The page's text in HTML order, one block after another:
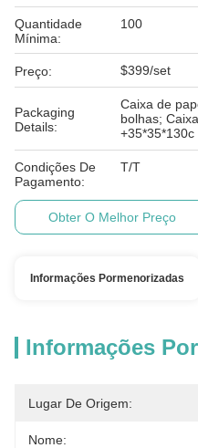
Quantidade
Mínima:
100
Preço: $399/set
Packaging
Details:
Caixa de
bolhas;
+35*35*130c
Condições De
Pagamento:
T/T
Obter O Melhor Preço
Informações Pormenorizadas
Informações
Lugar De Origem:
Nome: